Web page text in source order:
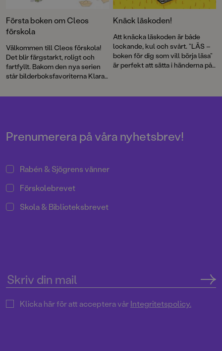
Första boken om Cleos
förskola
Välkommen till Cleos förskola!
Det blir färgstarkt, roligt och
fartfyllt. Bakom den nya serien
står bilderboksfavoriterna Klara
Knäck läskoden!
Att knäcka läskoden är både
lockande, kul och svårt. ”LÄS –
boken för dig som vill börja läsa”
är perfekt att sätta i händerna på
Prenumerera på våra nyhetsbrev!
Rabén & Sjögrens vänner
Förskolebrevet
Skola & Biblioteksbrevet
Klicka här för att acceptera vårIntegritetspolicy.